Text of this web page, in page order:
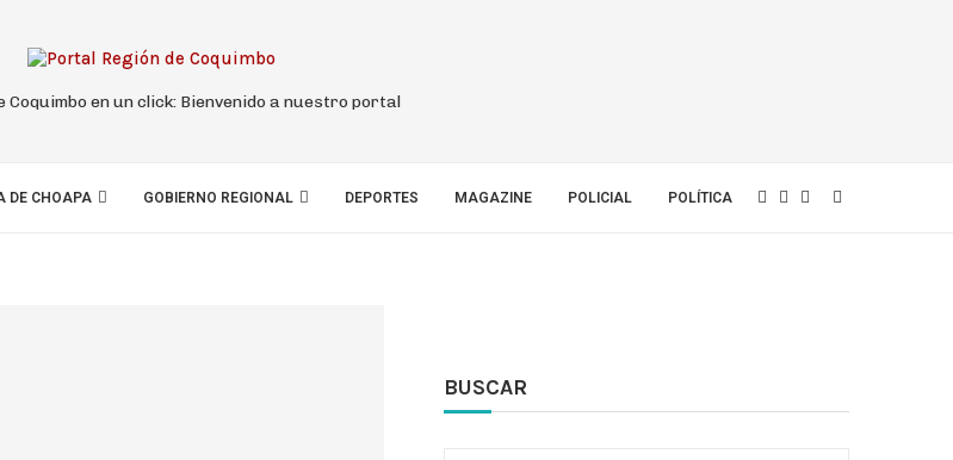
Coquimbo en un click: Bienvenido a nuestro portal
DE CHOAPA GOBIERNO REGIONAL DEPORTES MAGAZINE POLICIAL POLÍTICA
BUSCAR